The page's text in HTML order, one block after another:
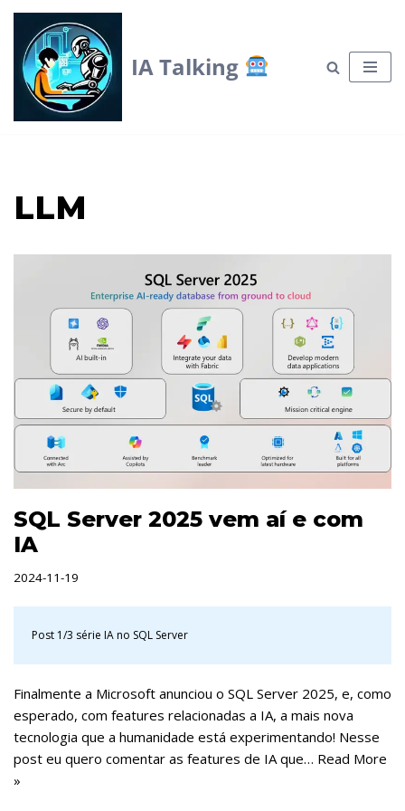
Skip
to
content
IA Talking
LLM
SQL Server 2025 vem aí e com
IA
2024-11-19
Post 1/3 série IA no SQL Server
Finalmente a Microsoft anunciou o SQL Server 2025, e, como
esperado, com features relacionadas a IA, a mais nova
tecnologia que a humanidade está experimentando! Nesse
post eu quero comentar as features de IA que… Read More
»